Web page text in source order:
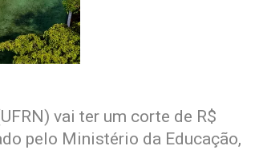
vai ter um corte de R$
pelo Ministério da Educação,